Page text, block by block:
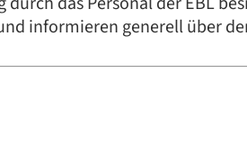
informieren generell über